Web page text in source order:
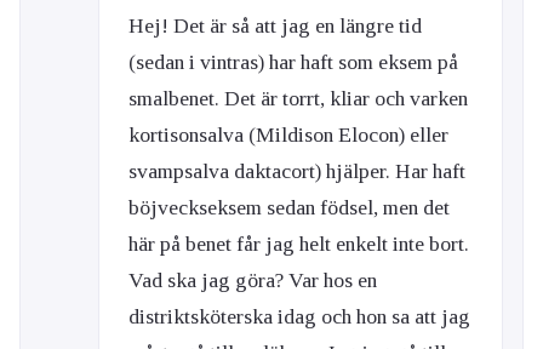
Hej! Det är så att jag en längre tid
(sedan i vintras) har haft som eksem på
smalbenet. Det är torrt, kliar och varken
kortisonsalva (Mildison Elocon) eller
svampsalva daktacort) hjälper. Har haft
böjveckseksem sedan födsel, men det
här på benet får jag helt enkelt inte bort.
Vad ska jag göra? Var hos en
distriktsköterska idag och hon sa att jag